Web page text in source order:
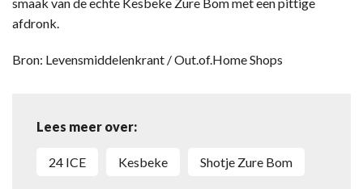
afdronk.
Bron: Levensmiddelenkrant / Out.of.Home Shops
Lees meer over:
24 ICE Kesbeke shotje Zure Bom